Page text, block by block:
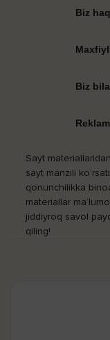
Biz
Biz
Sayt
sayt manzili
qonunchilikka
materiallar
jiddiyroq savol
qiling!